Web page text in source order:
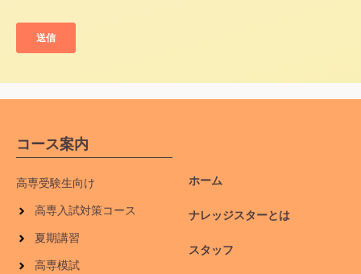
コース案内
高専受験生向け
高専入試対策コース
夏期講習
高専模試
ホーム
ナレッジスターとは
スタッフ